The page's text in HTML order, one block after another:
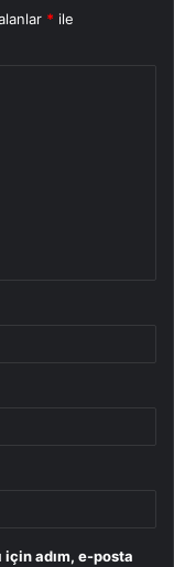
* ile
için adım, e-posta